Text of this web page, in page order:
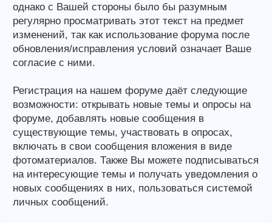
однако с Вашей стороны было бы разумным
регулярно просматривать этот текст на предмет
изменений, так как использование форума после
обновления/исправления условий означает Ваше
согласие с ними.
Регистрация на нашем форуме даёт следующие
возможности: открывать новые темы и опросы на
форуме, добавлять новые сообщения в
существующие темы, участвовать в опросах,
включать в свои сообщения вложения в виде
фотоматериалов. Также Вы можете подписываться
на интересующие темы и получать уведомления о
новых сообщениях в них, пользоваться системой
личных сообщений.